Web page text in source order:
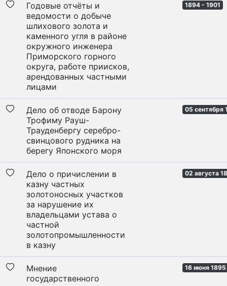
Годовые отчёты и
ведомости о добыче
шлихового золота и
каменного угля в районе
окружного инженера
Приморского горного
округа, работе приисков,
арендованных частными
лицами
1894 - 1901
Дело об отводе Барону
Трофиму Рауш-
Трауденбергу серебро-
свинцового рудника на
берегу Японского моря
05 сентября
Дело о причислении в
казну частных
золотоносных участков
за нарушение их
владельцами устава о
частной
золотопромышленности
в казну
02 августа
Мнение
государственного
16 июня